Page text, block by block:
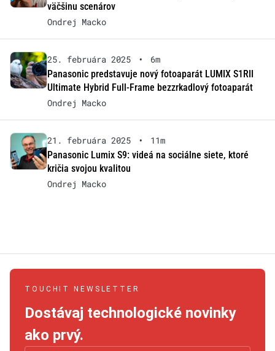
väčšinu scenárov
Ondrej Macko
25. februára 2025 •
6m
Panasonic predstavuje nový fotoaparát LUMIX S1RII
Ultimate Hybrid Full-Frame bezzrkadlový fotoaparát
Ondrej Macko
21. februára 2025 •
11m
Panasonic Lumix S9: videá na sociálne siete, ktoré
kričia svojou kvalitou
Ondrej Macko
TOUCHIT NEWSLETTER
Dostávaj technologické novinky
ako prvý.